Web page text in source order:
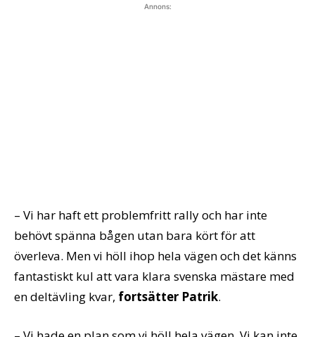
Annons:
– Vi har haft ett problemfritt rally och har inte
behövt spänna bågen utan bara kört för att
överleva. Men vi höll ihop hela vägen och det känns
fantastiskt kul att vara klara svenska mästare med
en deltävling kvar, fortsätter Patrik.